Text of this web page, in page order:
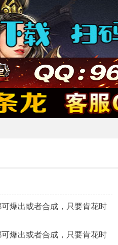
爆出或者合成，只要肯花时
爆出或者合成，只要肯花时